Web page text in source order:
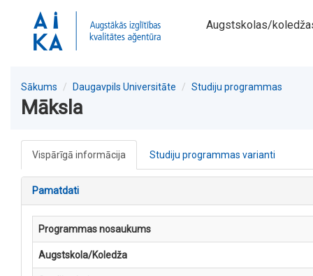
Augstskolas/
Sākums Daugavpils Universitāte Studiju programmas
Māksla
Vispārīgā informācija Studiju programmas varianti
Pamatdati
Programmas nosaukums
Augstskola/Koledža